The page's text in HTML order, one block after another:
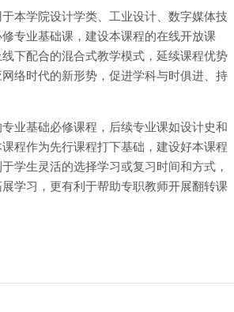
本学院设计学类、工业设计、数字媒体技
专业基础课，建设本课程的在线开放课
下配合的混合式教学模式，延续课程优势
络时代的新形势，促进学科与时俱进、持
业基础必修课程，后续专业课如设计史和
程作为先行课程打下基础，建设好本课程
学生灵活的选择学习或复习时间和方式，
学习，更有利于帮助专职教师开展翻转课